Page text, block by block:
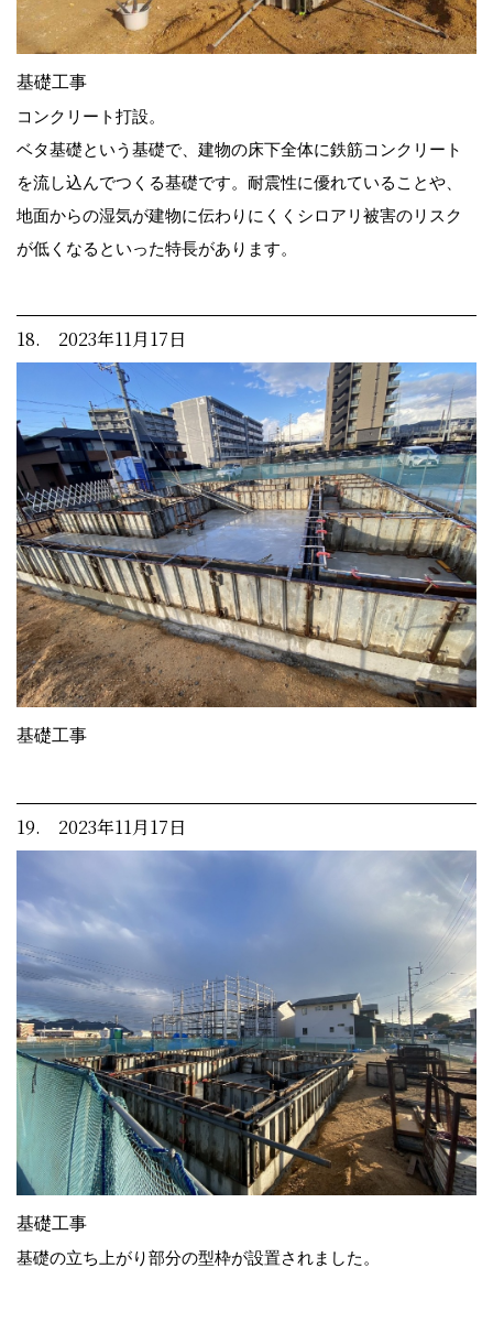
基礎工事
コンクリート打設。
ベタ基礎という基礎で、建物の床下全体に鉄筋コンクリート
を流し込んでつくる基礎です。耐震性に優れていることや、
地面からの湿気が建物に伝わりにくくシロアリ被害のリスク
が低くなるといった特長があります。
18. 2023年11月17日
基礎工事
19. 2023年11月17日
基礎工事
基礎の立ち上がり部分の型枠が設置されました。